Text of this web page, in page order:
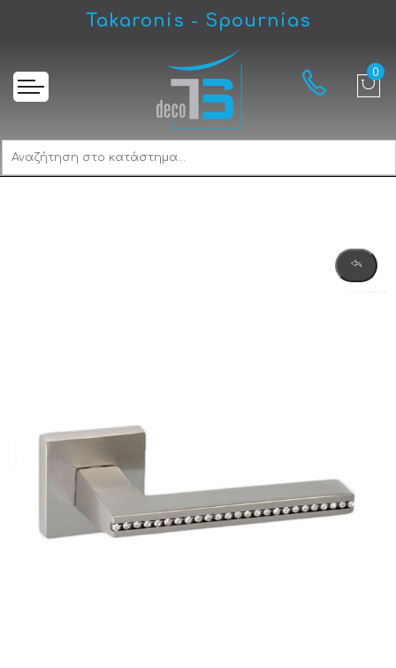
Takaronis - Spournias
Best 22SW Πόμολο Εξώπορτας Νίκελ Ματ/Swarovski